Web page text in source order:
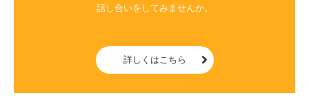
話し合いをしてみませんか。
詳しくはこちら